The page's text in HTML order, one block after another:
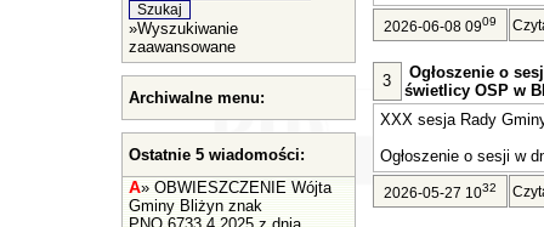
»Wyszukiwanie
zaawansowane
Archiwalne menu:
Ostatnie 5 wiadomości:
A» OBWIESZCZENIE Wójta
Gminy Bliżyn znak
2026-06-08 0909
3
Ogłoszenie o
świetlicy OSP w
XXX sesja Rady
Ogłoszenie o sesji w
2026-05-27 1032